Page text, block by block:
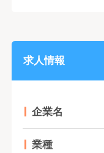
求人情報
企業名
業種